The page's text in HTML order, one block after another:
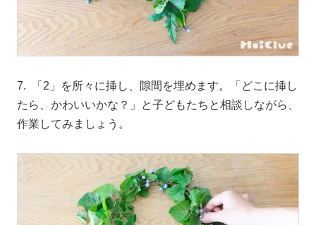
7. 「2」を所々に挿し、隙間を埋めます。「どこに挿し
たら、かわいいかな？」と子どもたちと相談しながら、
作業してみましょう。